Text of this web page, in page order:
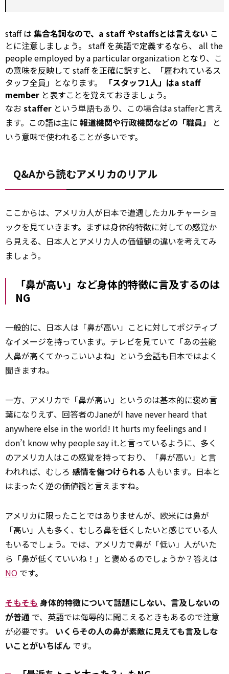
staffは 集合名詞なので、a staffやstaffsとは言えない こ
とに注意しましょう。 staffを英語で定義するなら、 all the
people employed by a particular organization となり、こ
の意味を反映して staffを正確に訳すと、「雇われているス
タッフ全員」となります。
「スタッフ1人」はa staff
member と表すことを覚えておきましょう。
なおstaffer という単語もあり、この場合はa stafferと言え
ます。この語は主に 報道機関や行政機関などの「職員」
と
いう意味で使われることが多いです。
Q&Aから読むアメリカのリアル
ここからは、アメリカ人が日本で遭遇したカルチャーショ
ックを見ていきます。まずは身体的特徴に対しての感覚か
ら見える、日本人とアメリカ人の価値観の違いを考えてみ
ましょう。
「鼻が高い」など身体的特徴に言及するのは
NG
一般的に、日本人は「鼻が高い」ことに対してポジティブ
なイメージを持っています。テレビを見ていて「あの芸能
人鼻が高くてかっこいいよね」という会話も日本ではよく
聞きますね。
一方、アメリカで「鼻が高い」というのは基本的に褒め言
葉になりえず、回答者のJaneがI have never heard that
anywhere else in the world! It hurts my feelings and I
don’t know why people say it.と言っているように、多く
のアメリカ人はこの感覚を持っており、「鼻が高い」と言
われれば、むしろ 感情を傷つけられる 人もいます。日本と
はまったく逆の価値観と言えますね。
アメリカに限ったことではありませんが、欧米には鼻が
「高い」人も多く、むしろ鼻を低くしたいと感じている人
もいるでしょう。では、アメリカで鼻が「低い」人がいた
ら「鼻が低くていいね！」と褒めるのでしょうか？答えは
NO です。
そもそも 身体的特徴について話題にしない、言及しないの
が普通 で、英語では侮辱的に聞こえるときもあるので注意
が必要です。 いくらその人の鼻が素敵に見えても言及しな
いことがいちばん です。